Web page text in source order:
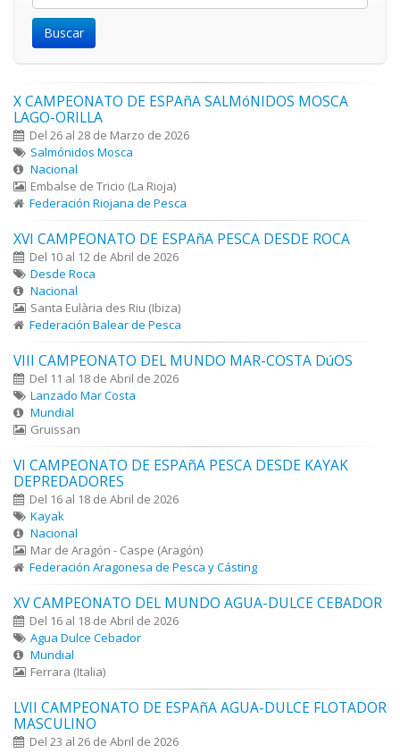
X CAMPEONATO DE ESPAñA SALMóNIDOS MOSCA
LAGO-ORILLA
Del 26 al 28 de Marzo de 2026
Salmónidos Mosca
Nacional
Embalse de Tricio (La Rioja)
Federación Riojana de Pesca
XVI CAMPEONATO DE ESPAñA PESCA DESDE ROCA
Del 10 al 12 de Abril de 2026
Desde Roca
Nacional
Santa Eulària des Riu (Ibiza)
Federación Balear de Pesca
VIII CAMPEONATO DEL MUNDO MAR-COSTA DúOS
Del 11 al 18 de Abril de 2026
Lanzado Mar Costa
Mundial
Gruissan
VI CAMPEONATO DE ESPAñA PESCA DESDE KAYAK
DEPREDADORES
Del 16 al 18 de Abril de 2026
Kayak
Nacional
Mar de Aragón - Caspe (Aragón)
Federación Aragonesa de Pesca y Cásting
XV CAMPEONATO DEL MUNDO AGUA-DULCE CEBADOR
Del 16 al 18 de Abril de 2026
Agua Dulce Cebador
Mundial
Ferrara (Italia)
LVII CAMPEONATO DE ESPAñA AGUA-DULCE FLOTADOR
MASCULINO
Del 23 al 26 de Abril de 2026